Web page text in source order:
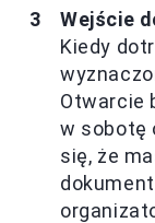
Wejście
Kiedy
Otwarcie
w sobotę
się, że